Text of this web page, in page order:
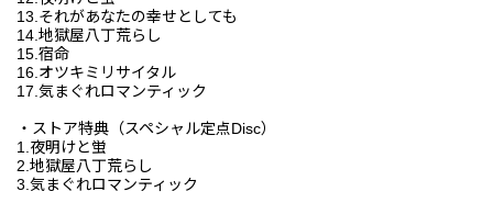
13.それがあなたの幸せとしても
14.地獄屋八丁荒らし
15.宿命
16.オツキミリサイタル
17.気まぐれロマンティック
・ストア特典（スペシャル定点Disc）
1.夜明けと蛍
2.地獄屋八丁荒らし
3.気まぐれロマンティック